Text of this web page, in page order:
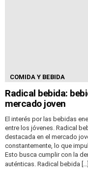
COMIDA Y BEBIDA
Radical bebida:
mercado joven
El interés por las bebidas
entre los jóvenes. Radical
destacada en el mercado
constantemente, lo que
Esto busca cumplir con la
auténticas. Radical bebida […]